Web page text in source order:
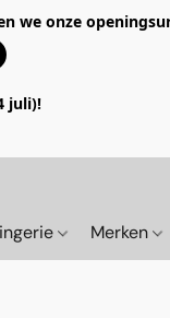
we onze
juli)!
Merken